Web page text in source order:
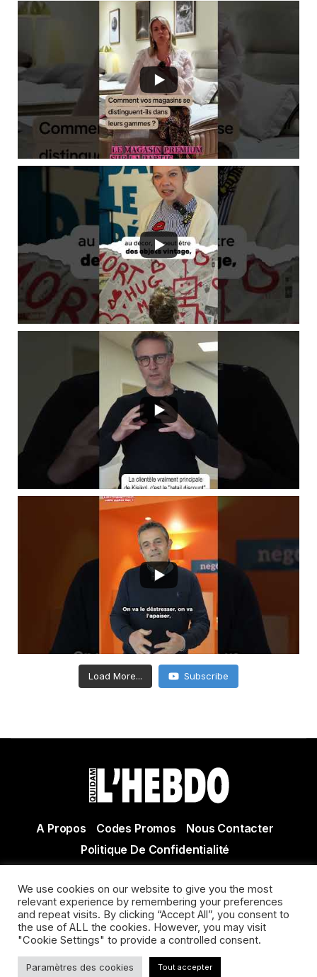
Load More... Subscribe
A Propos Codes Promos
Nous Contacter
Politique De Confidentialité
Actualité Agen - Actualité en lot et Garonne - Actualité
Villeneuve sur Lot
We use cookies on our website to give you the most
relevant experience by remembering your preferences
and repeat visits. By clicking “Accept All”, you consent to
the use of ALL the cookies. However, you may visit
"Cookie Settings" to provide a controlled consent.
Paramètres des cookies Tout accepter